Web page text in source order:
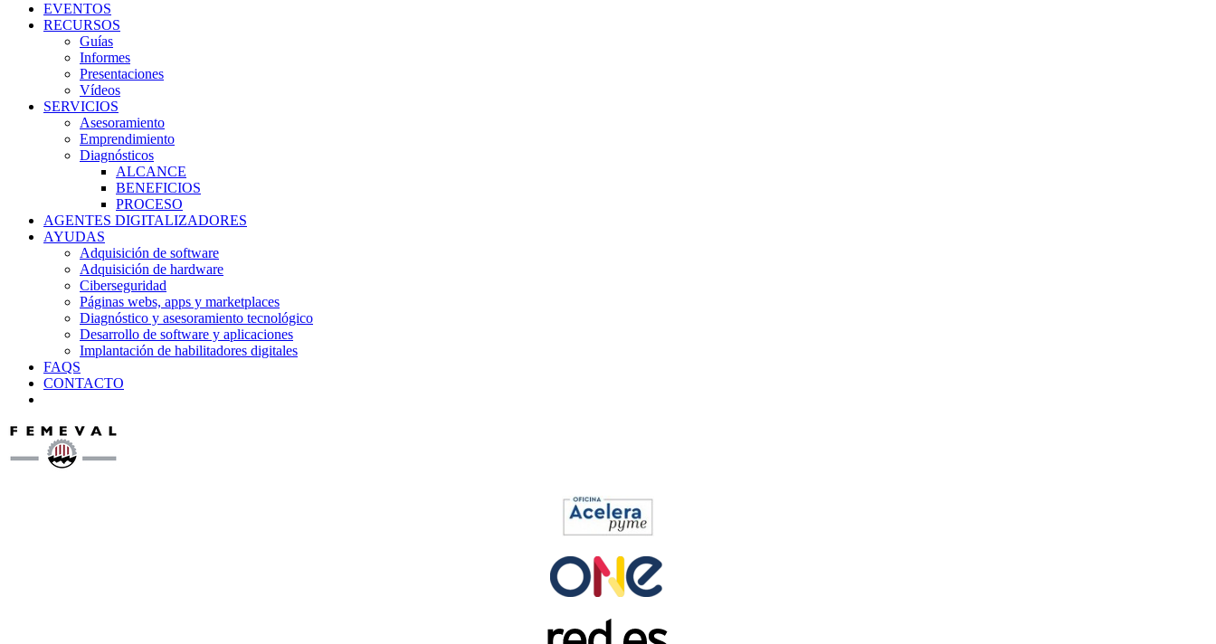
EVENTOS
RECURSOS
Guías
Informes
Presentaciones
Vídeos
SERVICIOS
Asesoramiento
Emprendimiento
Diagnósticos
ALCANCE
BENEFICIOS
PROCESO
AGENTES DIGITALIZADORES
AYUDAS
Adquisición de software
Adquisición de hardware
Ciberseguridad
Páginas webs, apps y marketplaces
Diagnóstico y asesoramiento tecnológico
Desarrollo de software y aplicaciones
Implantación de habilitadores digitales
FAQS
CONTACTO